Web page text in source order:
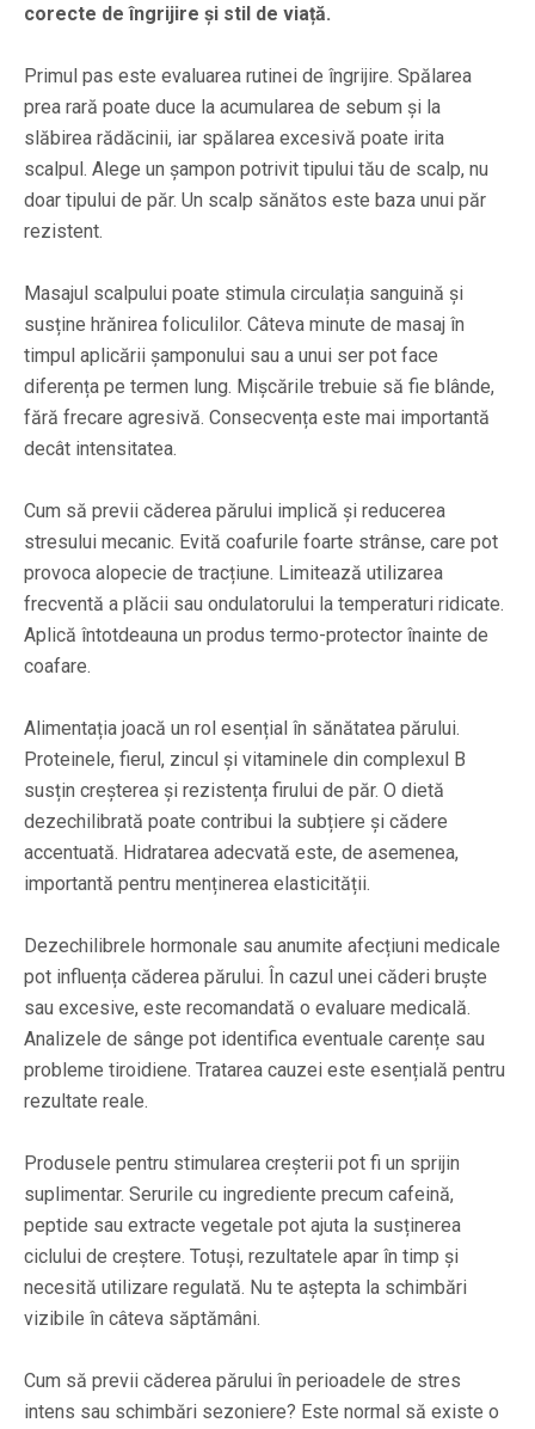
corecte de îngrijire și stil de viață.
Primul pas este evaluarea rutinei de îngrijire. Spălarea
prea rară poate duce la acumularea de sebum și la
slăbirea rădăcinii, iar spălarea excesivă poate irita
scalpul. Alege un șampon potrivit tipului tău de scalp, nu
doar tipului de păr. Un scalp sănătos este baza unui păr
rezistent.
Masajul scalpului poate stimula circulația sanguină și
susține hrănirea foliculilor. Câteva minute de masaj în
timpul aplicării șamponului sau a unui ser pot face
diferența pe termen lung. Mișcările trebuie să fie blânde,
fără frecare agresivă. Consecvența este mai importantă
decât intensitatea.
Cum să previi căderea părului implică și reducerea
stresului mecanic. Evită coafurile foarte strânse, care pot
provoca alopecie de tracțiune. Limitează utilizarea
frecventă a plăcii sau ondulatorului la temperaturi ridicate.
Aplică întotdeauna un produs termo-protector înainte de
coafare.
Alimentația joacă un rol esențial în sănătatea părului.
Proteinele, fierul, zincul și vitaminele din complexul B
susțin creșterea și rezistența firului de păr. O dietă
dezechilibrată poate contribui la subțiere și cădere
accentuată. Hidratarea adecvată este, de asemenea,
importantă pentru menținerea elasticității.
Dezechilibrele hormonale sau anumite afecțiuni medicale
pot influența căderea părului. În cazul unei căderi bruște
sau excesive, este recomandată o evaluare medicală.
Analizele de sânge pot identifica eventuale carențe sau
probleme tiroidiene. Tratarea cauzei este esențială pentru
rezultate reale.
Produsele pentru stimularea creșterii pot fi un sprijin
suplimentar. Serurile cu ingrediente precum cafeină,
peptide sau extracte vegetale pot ajuta la susținerea
ciclului de creștere. Totuși, rezultatele apar în timp și
necesită utilizare regulată. Nu te aștepta la schimbări
vizibile în câteva săptămâni.
Cum să previi căderea părului în perioadele de stres
intens sau schimbări sezoniere? Este normal să existe o